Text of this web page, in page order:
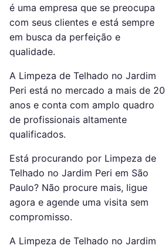
é uma empresa que se preocupa
com seus clientes e está sempre
em busca da perfeição e
qualidade.
A Limpeza de Telhado no Jardim
Peri está no mercado a mais de 20
anos e conta com amplo quadro
de profissionais altamente
qualificados.
Está procurando por Limpeza de
Telhado no Jardim Peri em São
Paulo? Não procure mais, ligue
agora e agende uma visita sem
compromisso.
A Limpeza de Telhado no Jardim